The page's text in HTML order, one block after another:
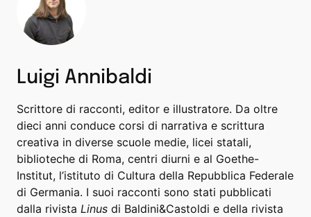
Luigi Annibaldi
Scrittore di racconti, editor e illustratore. Da oltre
dieci anni conduce corsi di narrativa e scrittura
creativa in diverse scuole medie, licei statali,
biblioteche di Roma, centri diurni e al Goethe-
Institut, l’istituto di Cultura della Repubblica Federale
di Germania. I suoi racconti sono stati pubblicati
dalla rivista Linus di Baldini&Castoldi e della rivista